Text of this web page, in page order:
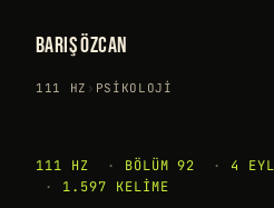
BARIŞ ÖZCAN
111 HZ › PSIKOLOJI
111 HZ · BÖLÜM 92 · 4
·
1.597 KELIME